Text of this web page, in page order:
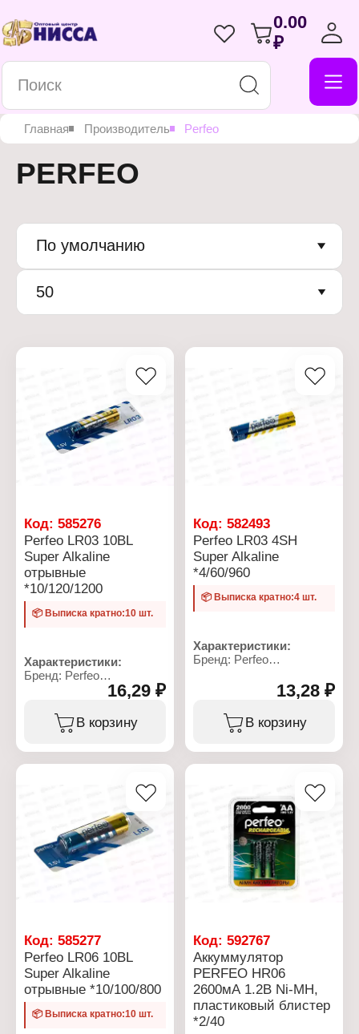
0.00
₽
Главная Производитель Perfeo
PERFEO
По умолчанию
50
Код: 585276
Perfeo LR03 10BL
Super Alkaline
отрывные
*10/120/1200
📦 Выписка кратно:10 шт.
Характеристики:
Бренд: Perfeo
Артикул: PF LR03/10BL
Серия: Super Alkaline
Тип товара: Батарейка
Типоразмер: AAA, LR03
Количество в упаковке:
Упаковка: блистер
16,29 ₽
В корзину
Код:582493
Perfeo LR03 4SH
Super Alkaline
*4/60/960
📦 Выписка кратно:4 шт.
Характеристики:
Бренд: Perfeo
Тип товара: Батарейка
Типоразмер: AAA, LR03
Химическое свойство:
алкалиновая (щелочная)
Количество в упаковке: 4
шт
термоусадочная пленка
13,28 ₽
В корзину
Код: 585277
Perfeo LR06 10BL
Super Alkaline
отрывные *10/100/800
📦 Выписка кратно:10 шт.
Код:592767
Аккуммулятор
PERFEO HR06
2600мА 1.2В Ni-MH,
пластиковый блистер
*2/40